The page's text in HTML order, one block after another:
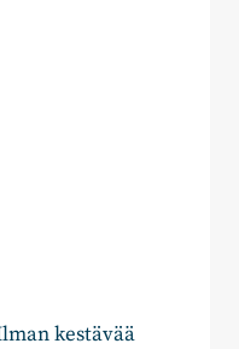
kestävää